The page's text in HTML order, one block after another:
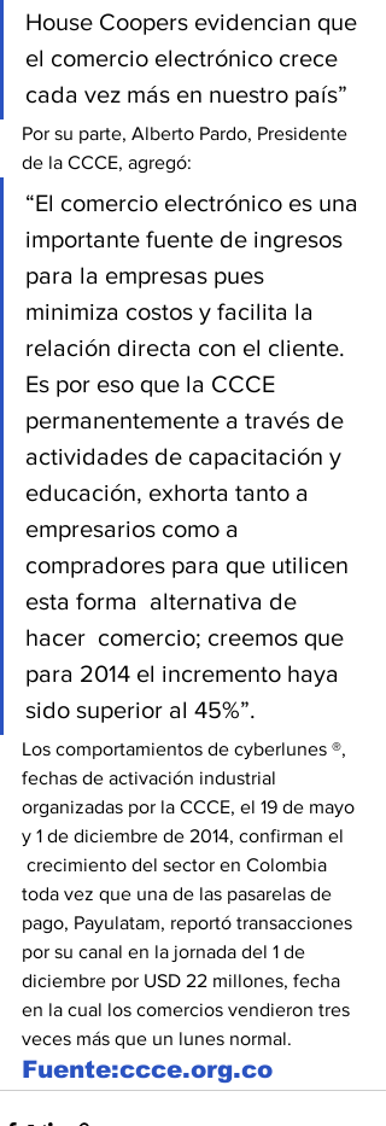
House Coopers evidencian que
el comercio electrónico crece
cada vez más en nuestro país”
Por su parte, Alberto Pardo, Presidente
de la CCCE, agregó:
“El comercio electrónico es una
importante fuente de ingresos
para la empresas pues
minimiza costos y facilita la
relación directa con el cliente.
Es por eso que la CCCE
permanentemente a través de
actividades de capacitación y
educación, exhorta tanto a
empresarios como a
compradores para que utilicen
esta forma  alternativa de
hacer  comercio; creemos que
para 2014 el incremento haya
sido superior al 45%”.
Los comportamientos de cyberlunes ®,
fechas de activación industrial
organizadas por la CCCE, el 19 de mayo
y 1 de diciembre de 2014, confirman el
crecimiento del sector en Colombia
toda vez que una de las pasarelas de
pago, Payulatam, reportó transacciones
por su canal en la jornada del 1 de
diciembre por USD 22 millones, fecha
en la cual los comercios vendieron tres
veces más que un lunes normal.
Fuente:ccce.org.co